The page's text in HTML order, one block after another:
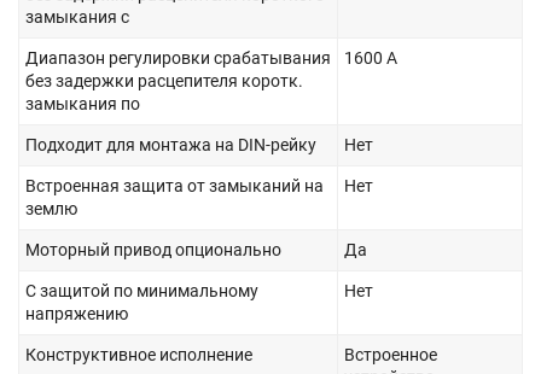
замыкания с
Диапазон регулировки срабатывания
без задержки расцепителя коротк.
замыкания по
1600 А
Подходит для монтажа на DIN-рейку Нет
Встроенная защита от замыканий на
землю
Нет
Моторный привод опционально Да
С защитой по минимальному
напряжению
Нет
Конструктивное исполнение
Встроенное